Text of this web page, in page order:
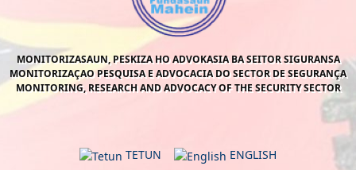
MONITORIZASAUN, PESKIZA HO ADVOKASIA BA SEITOR SIGURANSA
MONITORIZAÇAO PESQUISA E ADVOCACIA DO SECTOR DE SEGURANÇA
MONITORING, RESEARCH AND ADVOCACY OF THE SECURITY SECTOR
TETUN ENGLISH